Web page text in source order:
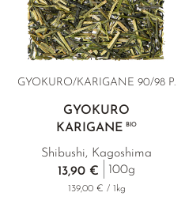
GYOKURO/KARIGANE 90/98 P.
GYOKURO
KARIGANEBIO
Shibushi, Kagoshima
13,90 €
100g
139,00 € / 1kg